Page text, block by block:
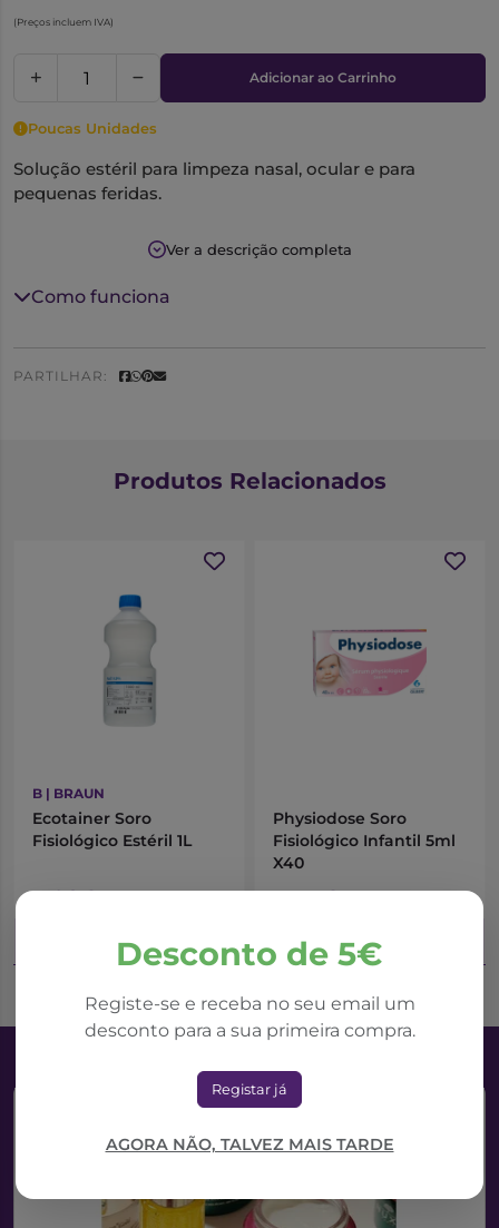
(Preços incluem IVA)
Adicionar ao Carrinho
Poucas Unidades
Solução estéril para limpeza nasal, ocular e para
pequenas feridas.
Ver a descrição completa
Como funciona
PARTILHAR:
Desconto de 5€
Registe-se e receba no seu email um
desconto para a sua primeira compra.
Registar já
AGORA NÃO, TALVEZ MAIS TARDE
Produtos Relacionados
B | BRAUN
Ecotainer Soro
Fisiológico Estéril 1L
5,08€
Adicionar ao Carrinho
Physiodose Soro
Fisiológico Infantil 5ml
X40
7,44€
Adicionar ao Carrinho